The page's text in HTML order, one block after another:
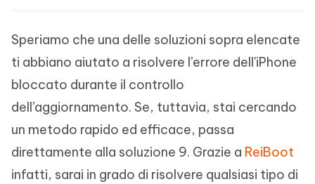
Speriamo che una delle soluzioni sopra elencate
ti abbiano aiutato a risolvere l’errore dell'iPhone
bloccato durante il controllo
dell’aggiornamento. Se, tuttavia, stai cercando
un metodo rapido ed efficace, passa
direttamente alla soluzione 9. Grazie a ReiBoot
infatti, sarai in grado di risolvere qualsiasi tipo di